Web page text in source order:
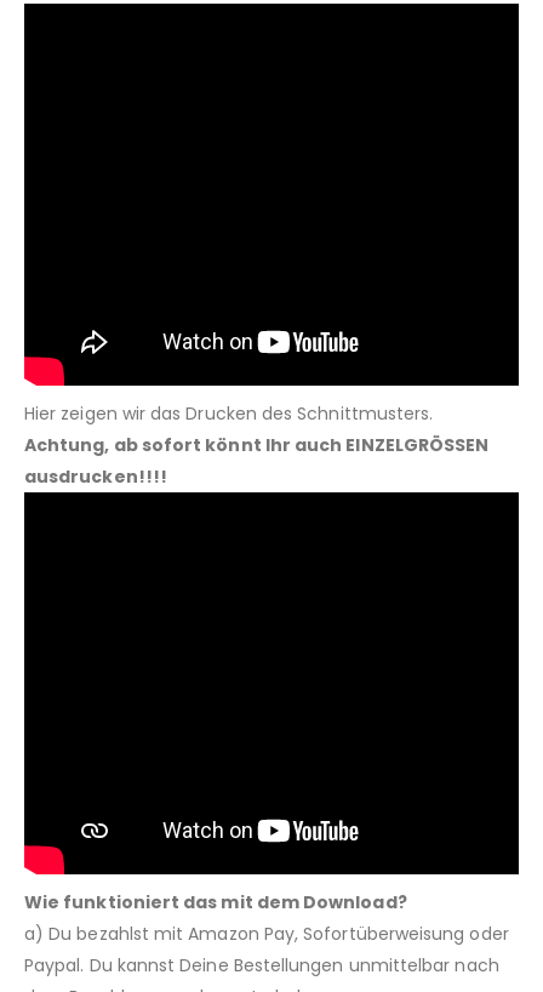
Hier zeigen wir das Drucken des Schnittmusters.
Achtung, ab sofort könnt Ihr auch EINZELGRÖSSEN
ausdrucken!!!!
Wie funktioniert das mit dem Download?
a) Du bezahlst mit Amazon Pay, Sofortüberweisung oder
Paypal. Du kannst Deine Bestellungen unmittelbar nach